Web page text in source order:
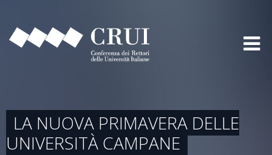
LA NUOVA PRIMAVERA DELLE
UNIVERSITÀ CAMPANE